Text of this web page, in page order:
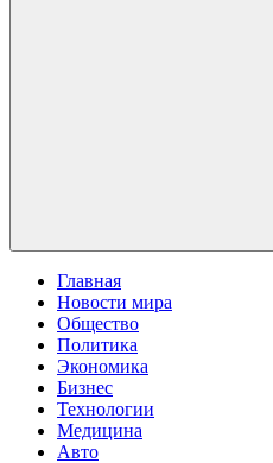
Главная
Новости мира
Общество
Политика
Экономика
Бизнес
Технологии
Медицина
Авто